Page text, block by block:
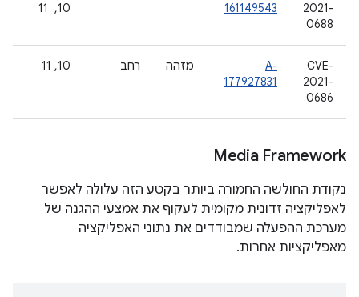
2021-
0688
161149543
10, ‏ 11
CVE-
2021-
0686
A-
177927831
מזהה רחב 10, 11
Media Framework
נקודת החולשה החמורה ביותר בקטע הזה עלולה לאפשר
לאפליקציה זדונית מקומית לעקוף את אמצעי ההגנה של
מערכת ההפעלה שמבודדים את נתוני האפליקציה
מאפליקציות אחרות.